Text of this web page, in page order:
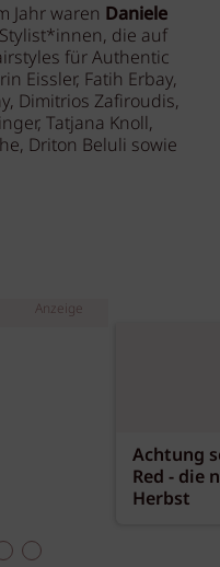
Jahr waren Daniele
die auf
für Authentic
Eissler, Fatih Erbay,
Dimitrios Zafiroudis,
Tatjana Knoll,
Driton Beluli sowie
Anzeige
Achtung
Red - die
Herbst